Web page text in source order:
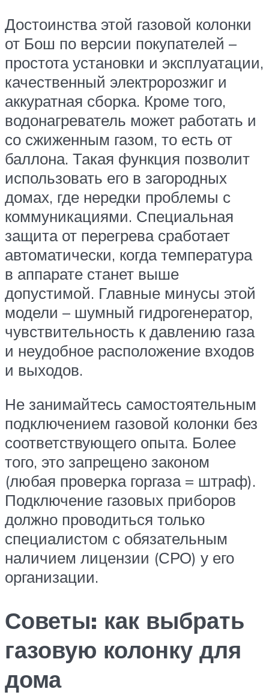
Достоинства этой газовой колонки
от Бош по версии покупателей –
простота установки и эксплуатации,
качественный электророзжиг и
аккуратная сборка. Кроме того,
водонагреватель может работать и
со сжиженным газом, то есть от
баллона. Такая функция позволит
использовать его в загородных
домах, где нередки проблемы с
коммуникациями. Специальная
защита от перегрева сработает
автоматически, когда температура
в аппарате станет выше
допустимой. Главные минусы этой
модели – шумный гидрогенератор,
чувствительность к давлению газа
и неудобное расположение входов
и выходов.
Не занимайтесь самостоятельным
подключением газовой колонки без
соответствующего опыта. Более
того, это запрещено законом
(любая проверка горгаза = штраф).
Подключение газовых приборов
должно проводиться только
специалистом с обязательным
наличием лицензии (СРО) у его
организации.
Советы: как выбрать
газовую колонку для
дома